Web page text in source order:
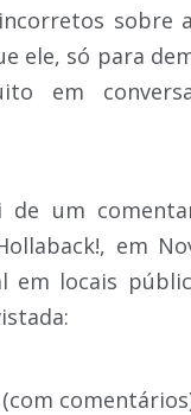
sobre
ele, só para
em
um
em
em locais